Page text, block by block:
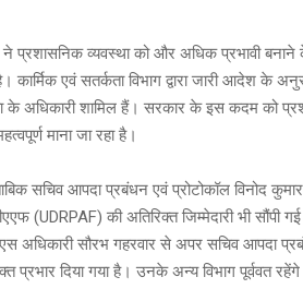
s
a
g
e
py
Li
n
k
tt
er
प्रशासनिक व्यवस्था को और अधिक प्रभावी बनाने
कार्मिक एवं सतर्कता विभाग द्वारा जारी आदेश
के अधिकारी शामिल हैं। सरकार के इस कदम को
माना जा रहा है।
सचिव आपदा प्रबंधन एवं प्रोटोकॉल विनोद
(UDRPAF) की अतिरिक्त जिम्मेदारी भी सौंपी
अधिकारी सौरभ गहरवार से अपर सचिव आपदा
प्रभार दिया गया है। उनके अन्य विभाग पूर्ववत